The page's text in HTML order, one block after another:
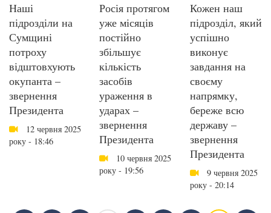
Наші
підрозділи на
Сумщині
потроху
відштовхують
окупанта –
звернення
Президента
12 червня 2025
року - 18:46
Росія протягом
уже місяців
постійно
збільшує
кількість
засобів
ураження в
ударах –
звернення
Президента
10 червня 2025
року - 19:56
Кожен наш
підрозділ, який
успішно
виконує
завдання на
своєму
напрямку,
береже всю
державу –
звернення
Президента
9 червня 2025
року - 20:14